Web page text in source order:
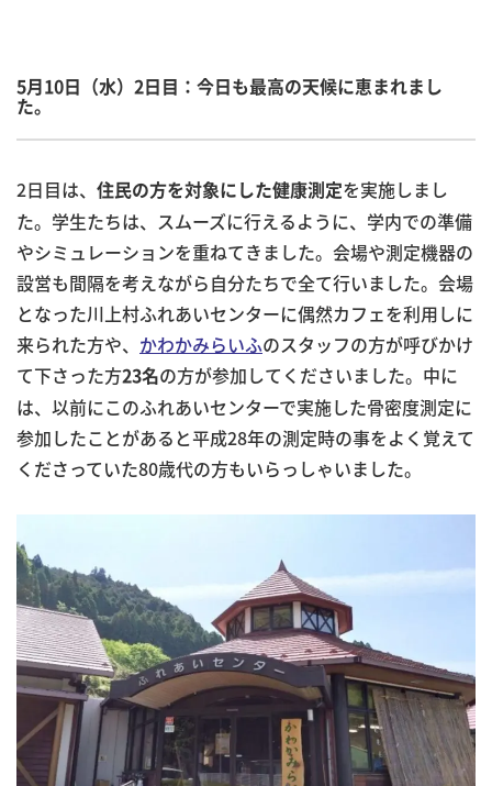
5月10日（水）2日目：今日も最高の天候に恵まれまし
た。
2日目は、 住民の方を対象にした健康測定を実施しまし
た。学生たちは、スムーズに行えるように、学内での準備
やシミュレーションを重ねてきました。会場や測定機器の
設営も間隔を考えながら自分たちで全て行いました。会場
となった川上村ふれあいセンターに偶然カフェを利用しに
来られた方や、 かわかみらいふのスタッフの方が呼びかけ
て下さった方23名の方が参加してくださいました。中に
は、以前にこのふれあいセンターで実施した骨密度測定に
参加したことがあると平成28年の測定時の事をよく覚えて
くださっていた80歳代の方もいらっしゃいました。